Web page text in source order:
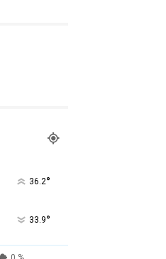
36.2°
33.9°